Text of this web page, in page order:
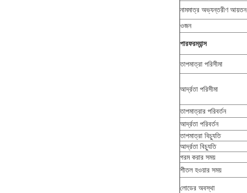
নামমাত্র অভ্যন্তরীণ আয়তন
ওজন
পারফরম্যান্স
তাপমাত্রা পরিসীমা
আর্দ্রতা পরিসীমা
তাপমাত্রার পরিবর্তন
আর্দ্রতা পরিবর্তন
তাপমাত্রা বিচ্যুতি
আর্দ্রতা বিচ্যুতি
গরম করার সময়
শীতল হওয়ার সময়
লোডের অবস্থা